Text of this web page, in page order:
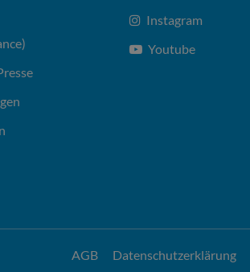
Instagram
Youtube
AGB Datenschutzerklärung